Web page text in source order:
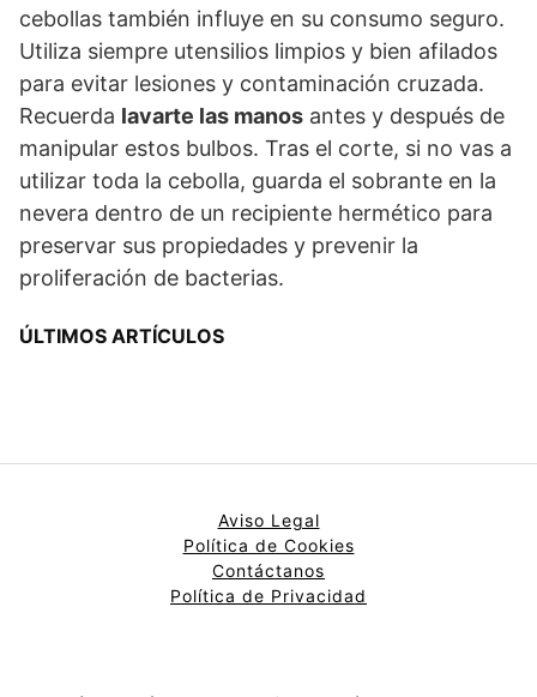
cebollas también influye en su consumo seguro.
Utiliza siempre utensilios limpios y bien afilados
para evitar lesiones y contaminación cruzada.
Recuerda lavarte las manos antes y después de
manipular estos bulbos. Tras el corte, si no vas a
utilizar toda la cebolla, guarda el sobrante en la
nevera dentro de un recipiente hermético para
preservar sus propiedades y prevenir la
proliferación de bacterias.
ÚLTIMOS ARTÍCULOS
Aviso Legal
Política de Cookies
Contáctanos
Política de Privacidad